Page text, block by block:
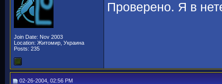
Join Date: Nov 2003
Location: Житомир, Украина
Posts: 235
Проверено. Я в
02-26-2004, 02:56 PM